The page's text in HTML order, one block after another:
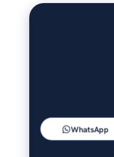
WhatsApp